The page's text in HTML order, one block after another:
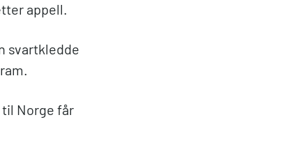
appell.
svartkledde
Norge får